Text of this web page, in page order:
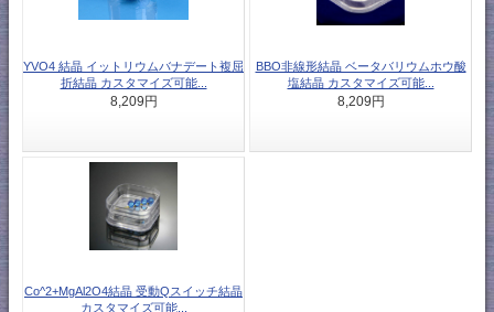
YVO4 結晶 イットリウムバナデート複屈
折結晶 カスタマイズ可能...
8,209円
BBO非線形結晶 ベータバリウムホウ酸
塩結晶 カスタマイズ可能...
8,209円
Co^2+MgAl2O4結晶 受動Qスイッチ結晶
カスタマイズ可能...